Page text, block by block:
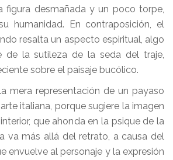
figura desmañada y un poco torpe,
humanidad. En contraposición, el
resalta un aspecto espiritual, algo
de la sutileza de la seda del traje,
sobre el paisaje bucólico.
mera representación de un payaso
italiana, porque sugiere la imagen
que ahonda en la psique de la
va más allá del retrato, a causa del
envuelve al personaje y la expresión